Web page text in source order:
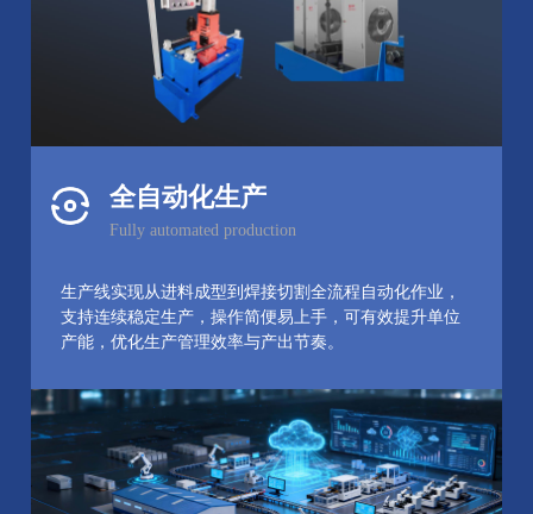
全自动化生产
Fully automated production
生产线实现从进料成型到焊接切割全流程自动化作业，
支持连续稳定生产，操作简便易上手，可有效提升单位
产能，优化生产管理效率与产出节奏。